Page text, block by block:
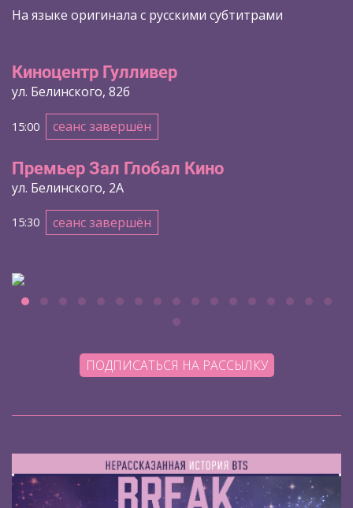
На языке оригинала с русскими субтитрами
Киноцентр Гулливер
ул. Белинского, 82б
15:00 сеанс завершён
Премьер Зал Глобал Кино
ул. Белинского, 2А
15:30 сеанс завершён
ПОДПИСАТЬСЯ НА РАССЫЛКУ